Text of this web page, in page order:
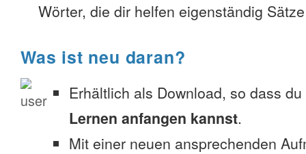
Wörter, die dir helfen eigenständig
Was ist neu daran?
Erhältlich als Download, so dass du
Lernen anfangen kannst.
Mit einer neuen ansprechenden